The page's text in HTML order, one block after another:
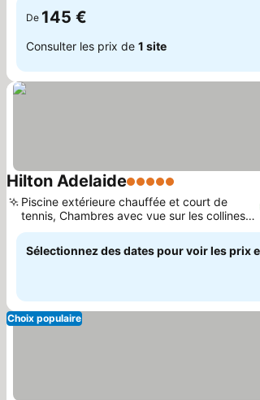
De 145 €
Consulter les prix de 1 site
Hilton Adelaide5 Étoiles
Piscine extérieure chauffée et court de
tennis, Chambres avec vue sur les collines
d'Adélaïde ou la baie
Sélectionnez des dates pour voir les prix
Choix populaire